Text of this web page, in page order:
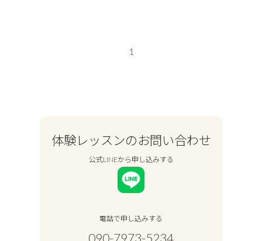
1
体験レッスンのお問い合わせ
公式LINEから申し込みする
電話で申し込みする